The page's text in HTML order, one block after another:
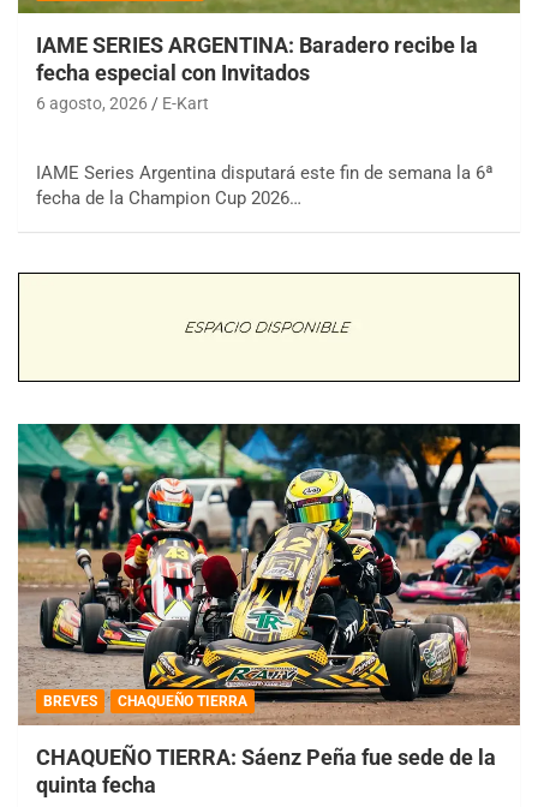
IAME SERIES ARGENTINA: Baradero recibe la
fecha especial con Invitados
6 agosto, 2026 E-Kart
IAME Series Argentina disputará este fin de semana la 6ª
fecha de la Champion Cup 2026…
BREVES CHAQUEÑO TIERRA
CHAQUEÑO TIERRA: Sáenz Peña fue sede de la
quinta fecha